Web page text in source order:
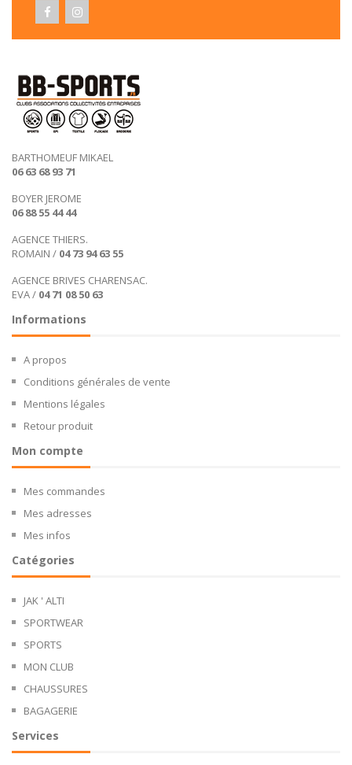
BARTHOMEUF MIKAEL
06 63 68 93 71
BOYER JEROME
06 88 55 44 44
AGENCE THIERS.
ROMAIN / 04 73 94 63 55
AGENCE BRIVES CHARENSAC.
EVA / 04 71 08 50 63
Informations
A propos
Conditions générales de vente
Mentions légales
Retour produit
Mon compte
Mes commandes
Mes adresses
Mes infos
Catégories
JAK ' ALTI
SPORTWEAR
SPORTS
MON CLUB
CHAUSSURES
BAGAGERIE
Services